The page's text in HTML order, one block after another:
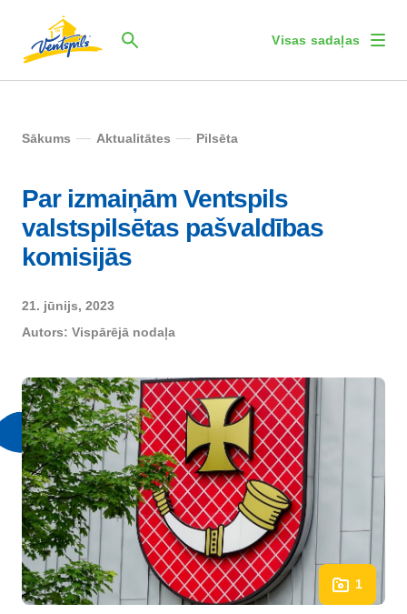
Visas sadaļas
Sākums Aktualitātes Pilsēta
Par izmaiņām Ventspils
valstspilsētas pašvaldības
komisijās
21. jūnijs, 2023
Autors: Vispārējā nodaļa
1